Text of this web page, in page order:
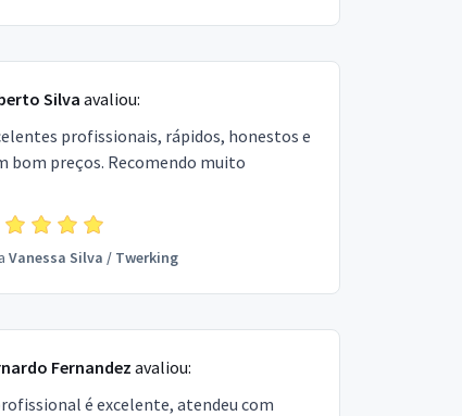
Silva avaliou:
profissionais, rápidos, honestos e
bom preços. Recomendo muito
Vanessa Silva / Twerking
Fernandez avaliou:
é excelente, atendeu com